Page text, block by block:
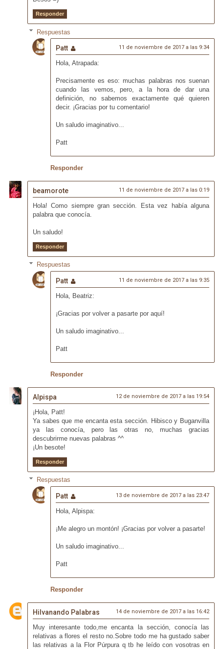
Responder
Respuestas
Patt 11 de noviembre de 2017 a las 9:34
Hola, Atrapada:
Precisamente es eso: muchas palabras nos suenan
cuando las vemos, pero, a la hora de dar una
definición, no sabemos exactamente qué quieren
decir. ¡Gracias por tu comentario!
Un saludo imaginativo...
Patt
Responder
beamorote 11 de noviembre de 2017 a las 0:19
Hola! Como siempre gran sección. Esta vez había alguna
palabra que conocía.
Un saludo!
Responder
Respuestas
Patt 11 de noviembre de 2017 a las 9:35
Hola, Beatriz:
¡Gracias por volver a pasarte por aquí!
Un saludo imaginativo...
Patt
Responder
Alpispa 12 de noviembre de 2017 a las 19:54
¡Hola, Patt!
Ya sabes que me encanta esta sección. Hibisco y Buganvilla
ya las conocía, pero las otras no, muchas gracias
descubrirme nuevas palabras ^^
¡Un besote!
Responder
Respuestas
Patt 13 de noviembre de 2017 a las 23:47
Hola, Alpispa:
¡Me alegro un montón! ¡Gracias por volver a pasarte!
Un saludo imaginativo...
Patt
Responder
Hilvanando Palabras 14 de noviembre de 2017 a las 16:42
Muy interesante todo,me encanta la sección, conocía las
relativas a flores el resto no.Sobre todo me ha gustado saber
las relativas a la Flor Púrpura q tb he leído con vosotras en